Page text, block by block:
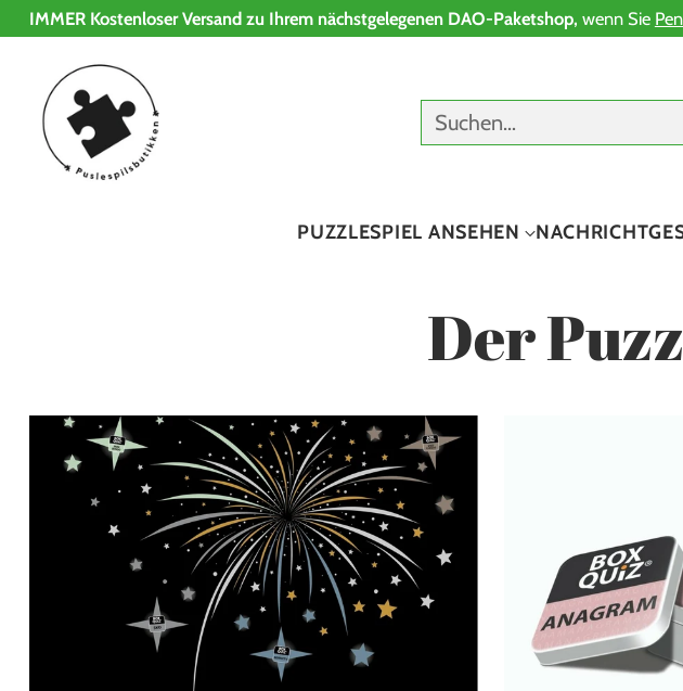
IMMER Kostenloser Versand zu Ihrem nächstgelegenen DAO-Paketshop, wenn Sie
Suchen…
PUZZLESPIEL ANSEHEN NACHRICHT
Der